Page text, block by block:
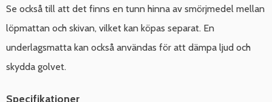
Se också till att det finns en tunn hinna av smörjmedel mellan
löpmattan och skivan, vilket kan köpas separat. En
underlagsmatta kan också användas för att dämpa ljud och
skydda golvet.
Specifikationer